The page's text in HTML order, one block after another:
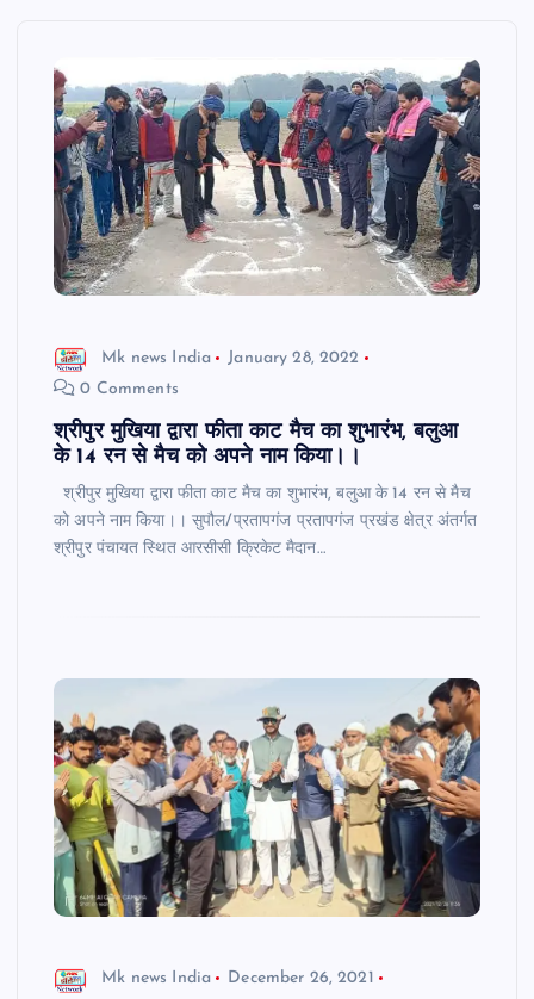
Mk news India
January 28, 2022
0 Comments
श्रीपुर मुखिया द्वारा फीता काट मैच का शुभारंभ, बलुआ
के 14 रन से मैच को अपने नाम किया।।
श्रीपुर मुखिया द्वारा फीता काट मैच का शुभारंभ, बलुआ के 14 रन से मैच
को अपने नाम किया।। सुपौल/प्रतापगंज प्रतापगंज प्रखंड क्षेत्र अंतर्गत
श्रीपुर पंचायत स्थित आरसीसी क्रिकेट मैदान…
Mk news India
December 26, 2021